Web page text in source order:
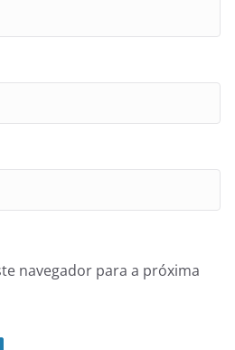
navegador para a próxima